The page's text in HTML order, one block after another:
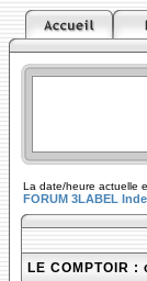
La date/heure actuelle
FORUM 3LABEL
LE COMPTOIR